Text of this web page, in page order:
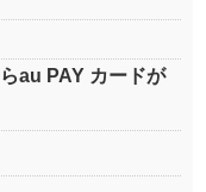
au PAY カードが